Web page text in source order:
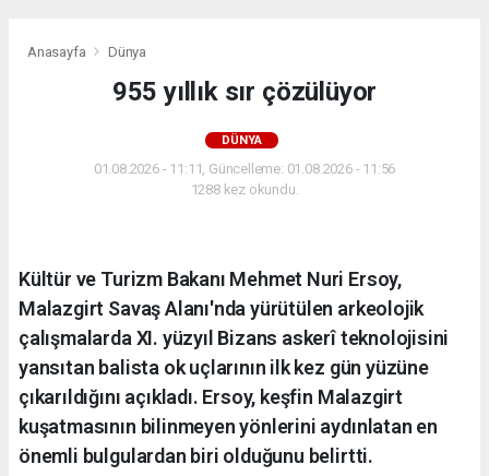
Anasayfa Dünya
955 yıllık sır çözülüyor
DÜNYA
01.08.2026 - 11:11, Güncelleme: 01.08.2026 - 11:56
1288 kez okundu.
Kültür ve Turizm Bakanı Mehmet Nuri Ersoy,
Malazgirt Savaş Alanı'nda yürütülen arkeolojik
çalışmalarda XI. yüzyıl Bizans askerî teknolojisini
yansıtan balista ok uçlarının ilk kez gün yüzüne
çıkarıldığını açıkladı. Ersoy, keşfin Malazgirt
kuşatmasının bilinmeyen yönlerini aydınlatan en
önemli bulgulardan biri olduğunu belirtti.